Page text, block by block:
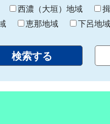
わ
り
西濃（大垣）地域
恵那地域 下呂地域